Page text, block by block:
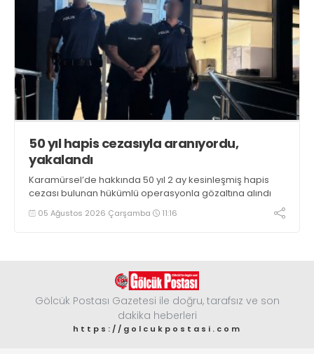
50 yıl hapis cezasıyla aranıyordu,
yakalandı
Karamürsel’de hakkında 50 yıl 2 ay kesinleşmiş hapis
cezası bulunan hükümlü operasyonla gözaltına alındı
05 Ağustos 2026 Çarşamba 11:16
Gölcük Postası Gazetesi ile doğru, tarafsız ve son
dakika heberleri
https://golcukpostasi.com